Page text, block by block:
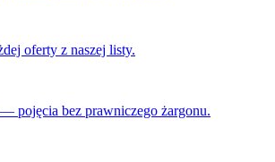
oferty z naszej listy.
bez prawniczego żargonu.